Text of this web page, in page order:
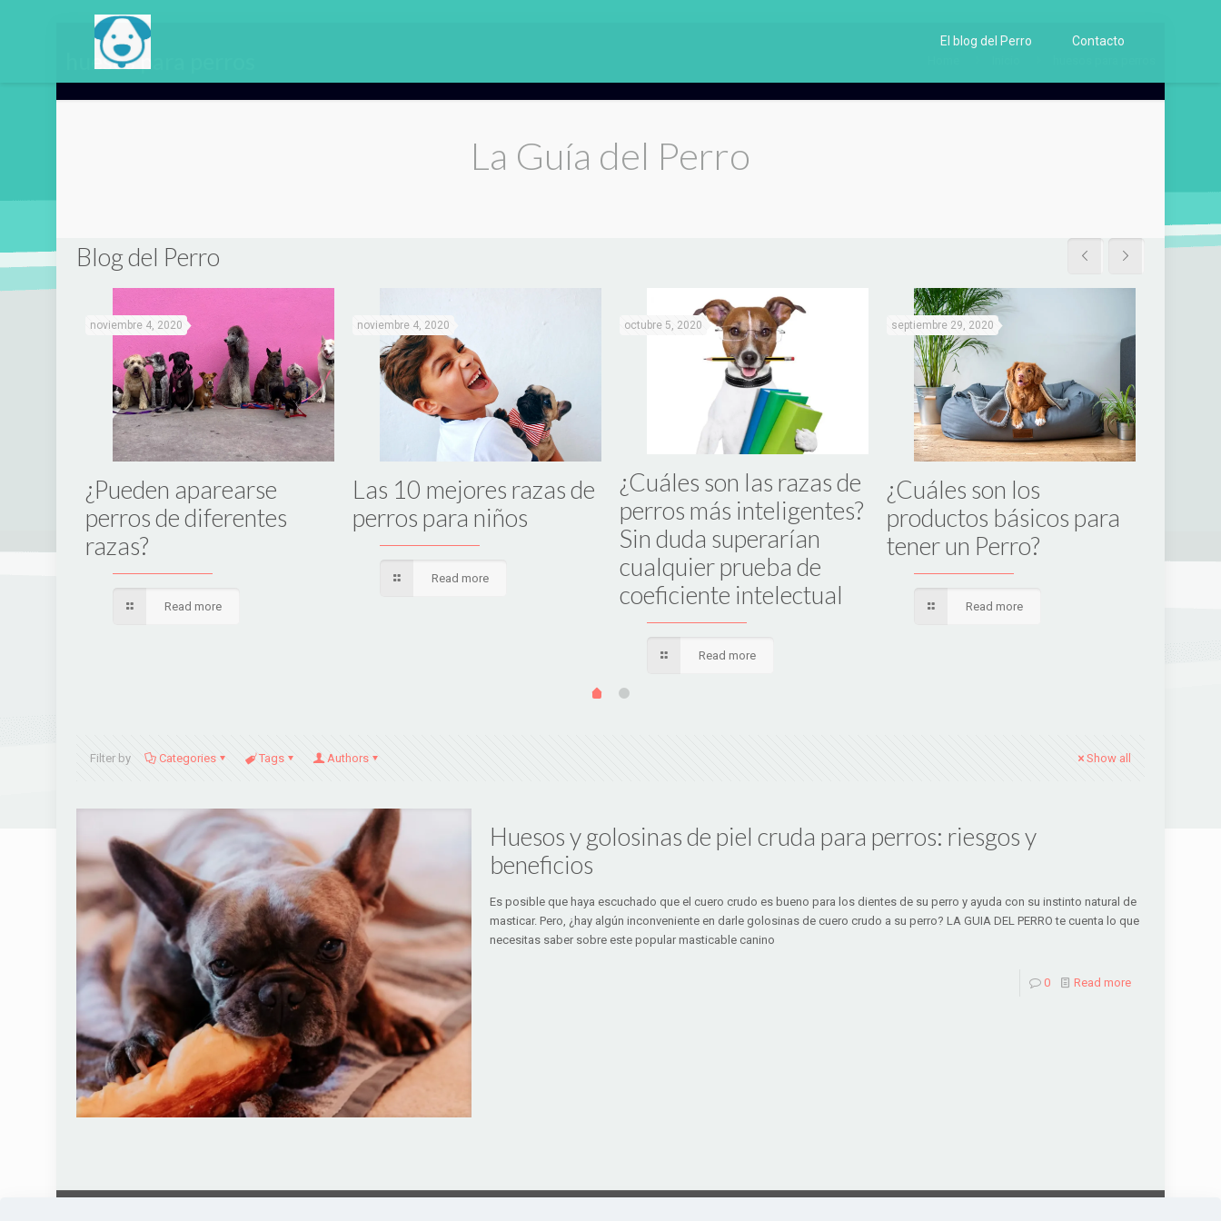
El blog del Perro Contacto
huesos para perros
La Guía del Perro
Blog del Perro
noviembre 4, 2020
¿Pueden aparearse
perros de diferentes
razas?
Read more
noviembre 4, 2020
Las 10 mejores razas de
perros para niños
Read more
octubre 5, 2020
¿Cuáles son las razas de
perros más inteligentes?
Sin duda superarían
cualquier prueba de
coeficiente intelectual
Read more
septiembre 29, 2020
¿Cuáles son los
productos básicos para
tener un Perro?
Read more
Filter by Categories Tags Authors Show all
Huesos y golosinas de piel cruda para perros: riesgos y
beneficios
Es posible que haya escuchado que el cuero crudo es bueno para los dientes de su perro y ayuda con su instinto natural de
masticar. Pero, ¿hay algún inconveniente en darle golosinas de cuero crudo a su perro? LA GUIA DEL PERRO te cuenta lo que
necesitas saber sobre este popular masticable canino
0 Read more